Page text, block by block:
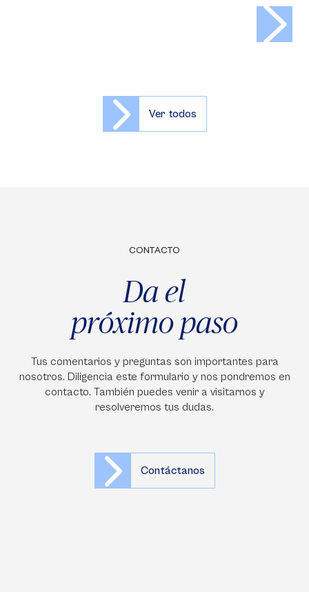
Ver todos
CONTACTO
Da el
próximo paso
Tus comentarios y preguntas son importantes para
nosotros. Diligencia este formulario y nos pondremos en
contacto. También puedes venir a visitarnos y
resolveremos tus dudas.
Contáctanos